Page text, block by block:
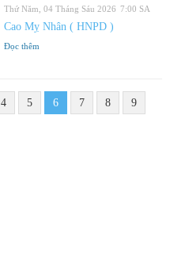
Thứ Năm, 04 Tháng Sáu 2026 7:00 SA
Cao Mỵ Nhân ( HNPD )
Đọc thêm
4 5 6 7 8 9